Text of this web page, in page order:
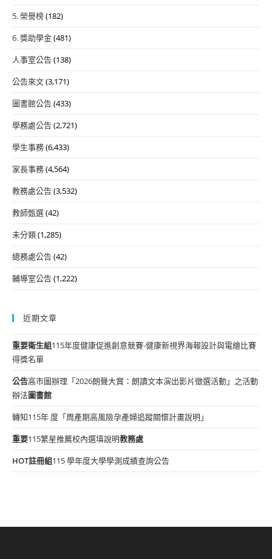
5. 榮譽榜(182)
6. 獎助學金(481)
人事室公告(138)
公告來文(3,171)
圖書館公告(433)
學務處公告(2,721)
學生事務(6,433)
家長事務(4,564)
教務處公告(3,532)
教師甄選(42)
未分類(1,285)
總務處公告(42)
輔導室公告(1,222)
近期文章
重要衛生組115年度健康促進創意競賽-健康新視界海報設計與電繪比賽
得獎名單
公告高市圖辦理「2026朗聲大賞：朗讀文本演出影片徵選活動」之活動
辦法圖書館
轉知115年 度「周產期高風險孕產婦追蹤關懷計畫說明」
重要115繁星推薦校內選填說明教務處
HOT註冊組115 學年度大學學測成績查詢公告